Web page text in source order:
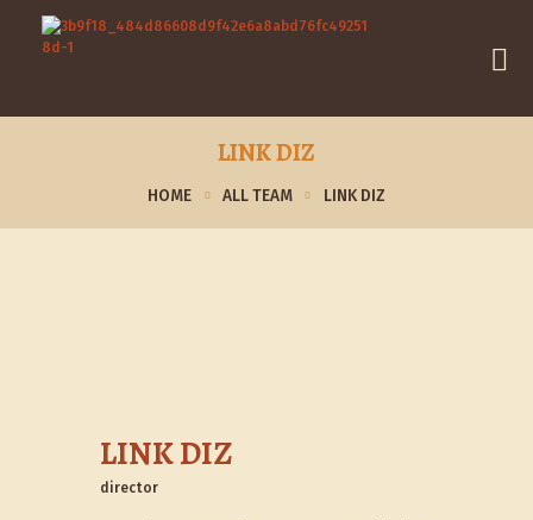
LINK DIZ
HOME ALL TEAM LINK DIZ
LINK DIZ
director